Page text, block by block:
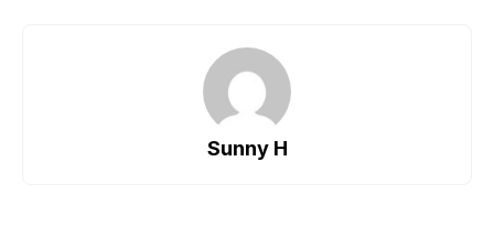
Sunny H